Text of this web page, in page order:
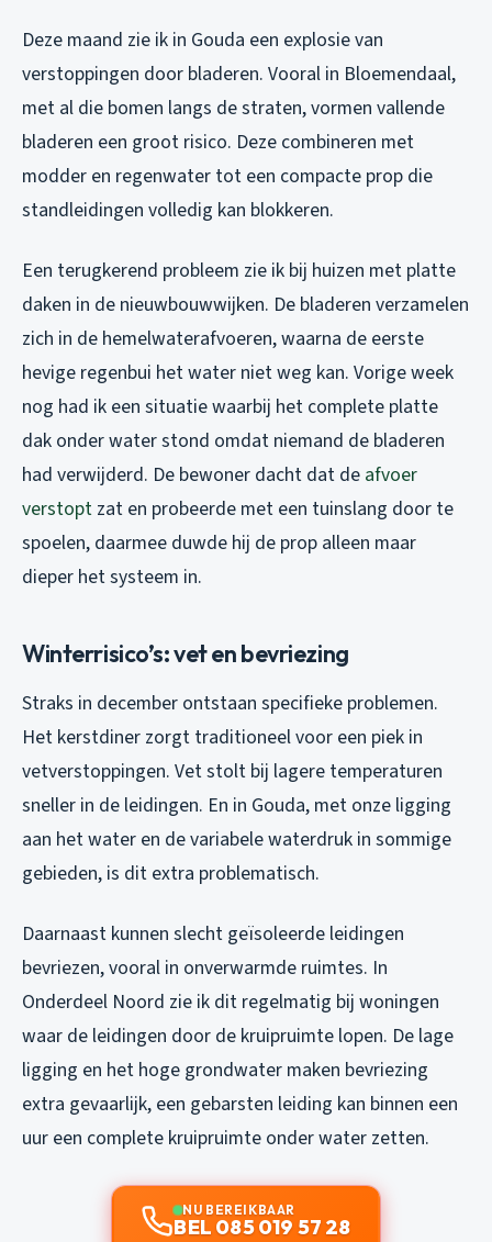
Deze maand zie ik in Gouda een explosie van
verstoppingen door bladeren. Vooral in Bloemendaal,
met al die bomen langs de straten, vormen vallende
bladeren een groot risico. Deze combineren met
modder en regenwater tot een compacte prop die
standleidingen volledig kan blokkeren.
Een terugkerend probleem zie ik bij huizen met platte
daken in de nieuwbouwwijken. De bladeren verzamelen
zich in de hemelwaterafvoeren, waarna de eerste
hevige regenbui het water niet weg kan. Vorige week
nog had ik een situatie waarbij het complete platte
dak onder water stond omdat niemand de bladeren
had verwijderd. De bewoner dacht dat de afvoer
verstopt zat en probeerde met een tuinslang door te
spoelen, daarmee duwde hij de prop alleen maar
dieper het systeem in.
Winterrisico’s: vet en bevriezing
Straks in december ontstaan specifieke problemen.
Het kerstdiner zorgt traditioneel voor een piek in
vetverstoppingen. Vet stolt bij lagere temperaturen
sneller in de leidingen. En in Gouda, met onze ligging
aan het water en de variabele waterdruk in sommige
gebieden, is dit extra problematisch.
Daarnaast kunnen slecht geïsoleerde leidingen
bevriezen, vooral in onverwarmde ruimtes. In
Onderdeel Noord zie ik dit regelmatig bij woningen
waar de leidingen door de kruipruimte lopen. De lage
ligging en het hoge grondwater maken bevriezing
extra gevaarlijk, een gebarsten leiding kan binnen een
uur een complete kruipruimte onder water zetten.
NU BEREIKBAAR
BEL 085 019 57 28